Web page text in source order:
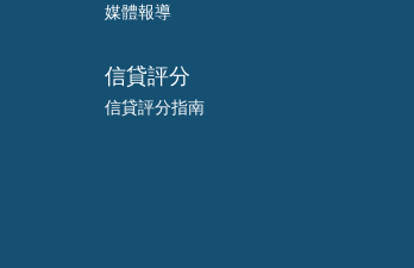
媒體報導
信貸評分
信貸評分指南